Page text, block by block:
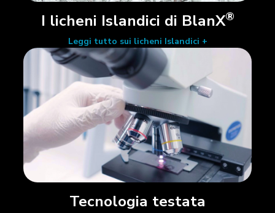
I licheni Islandici di BlanX®
Leggi tutto sui licheni Islandici +
Tecnologia testata